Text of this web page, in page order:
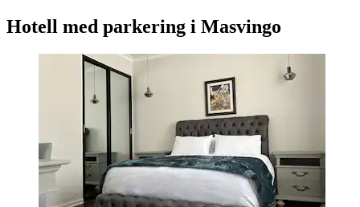
Hotell med parkering i Masvingo